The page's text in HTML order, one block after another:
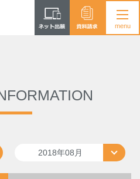
2018年08月